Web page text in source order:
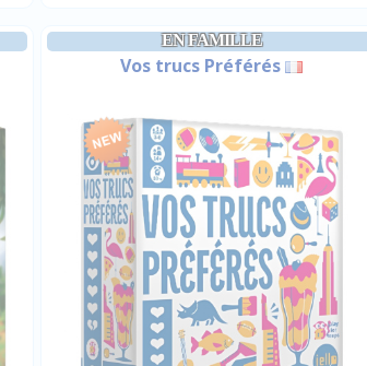
EN FAMILLE
Vos trucs Préférés